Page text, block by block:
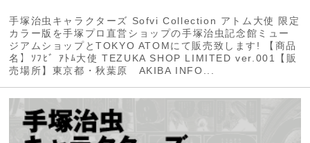
手塚治虫キャラクターズ Sofvi Collection アトム大使 限定
カラー版を手塚プロ直営ショップの手塚治虫記念館ミュー
ジアムショップとTOKYO ATOMにて販売致します! 【商品
名】ｿﾌﾋﾞ ｱﾄﾑ大使 TEZUKA SHOP LIMITED ver.001【販
売場所】東京都・秋葉原 AKIBA INFO...